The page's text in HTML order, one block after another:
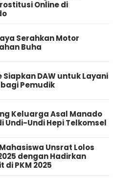
Online di
Serahkan Motor
Buha
DAW untuk Layani
Pemudik
Keluarga Asal Manado
Undi-Undi Hepi Telkomsel
Unsrat Lolos
dengan Hadirkan
PKM 2025